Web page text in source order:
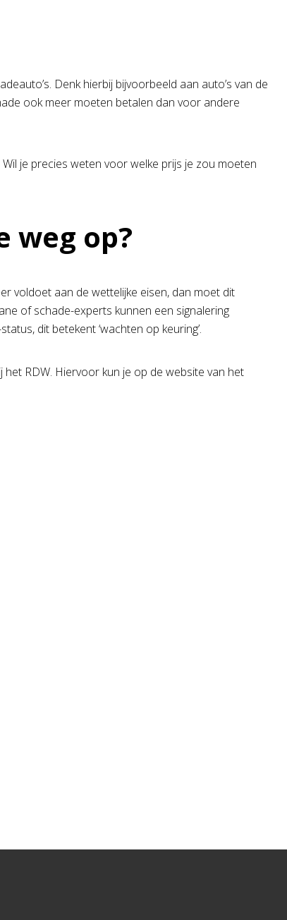
Denk hierbij bijvoorbeeld aan auto’s van de
ook meer moeten betalen dan voor andere
je precies weten voor welke prijs je zou moeten
weg op?
voldoet aan de wettelijke eisen, dan moet dit
of schade-experts kunnen een signalering
dit betekent ‘wachten op keuring’.
RDW. Hiervoor kun je op de website van het